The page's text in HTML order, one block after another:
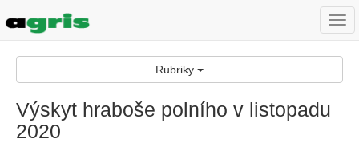
Rubriky
Výskyt hraboše polního v listopadu
2020